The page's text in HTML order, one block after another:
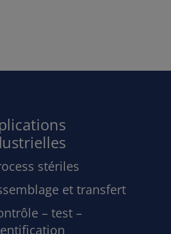
stériles
et transfert
– test –